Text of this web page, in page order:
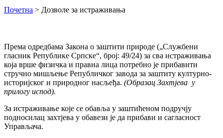
Почетна > Дозволе за истраживања
Према одредбама Закона о заштити природе („Службени
гласник Републике Српске“, број: 49/24) за сва истраживања
која врше физичка и правна лица потребно је прибавити
стручно мишљење Републичког завода за заштиту културно-
историјског и природног насљеђа. (Образац Захтјева у
прилогу испод).
За истраживање које се обавља у заштићеном подручју
подносилац захтјева у обавези је да прибави и сагласност
Управљача.